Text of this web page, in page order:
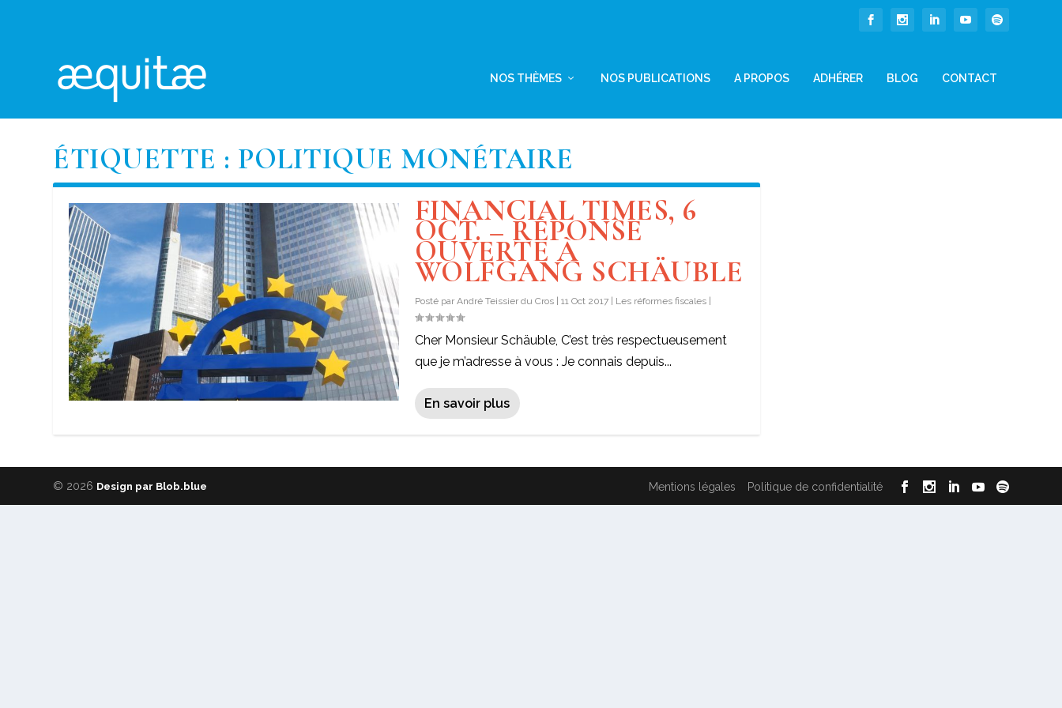
NOS THÈMES NOS PUBLICATIONS A PROPOS ADHÉRER BLOG CONTACT
ÉTIQUETTE : POLITIQUE MONÉTAIRE
FINANCIAL TIMES, 6
OCT. – RÉPONSE
OUVERTE À
WOLFGANG SCHÄUBLE
Posté par André Teissier du Cros| 11 Oct 2017| Les réformes fiscales|
Cher Monsieur Schäuble, C’est très respectueusement
que je m’adresse à vous : Je connais depuis...
En savoir plus
© 2026 Design par Blob.blue Mentions légales Politique de confidentialité